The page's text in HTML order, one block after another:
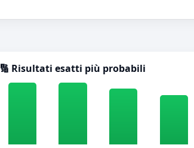
🔢 Risultati esatti più probabili